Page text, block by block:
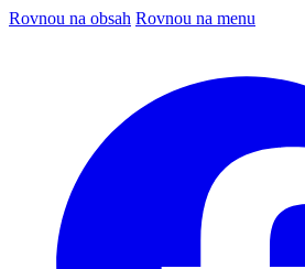
Rovnou na obsah Rovnou na menu